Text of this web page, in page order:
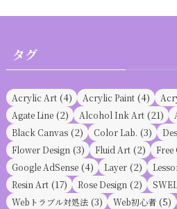
タグ
Acrylic Art (4) Acrylic Paint (4)
Agate Line (2) Alcohol Ink Art (21)
Black Canvas (2) Color Lab. (3)
Flower Design (3) Fluid Art (2) Free
Google AdSense (4) Layer (2)
Resin Art (17) Rose Design (2)
Webトラブル対処法 (3) Web初心者 (5)